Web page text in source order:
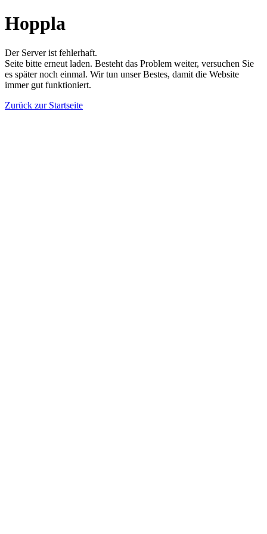
Hoppla
Der Server ist fehlerhaft.
Seite bitte erneut laden. Besteht das Problem weiter, versuchen Sie
es später noch einmal. Wir tun unser Bestes, damit die Website
immer gut funktioniert.
Zurück zur Startseite